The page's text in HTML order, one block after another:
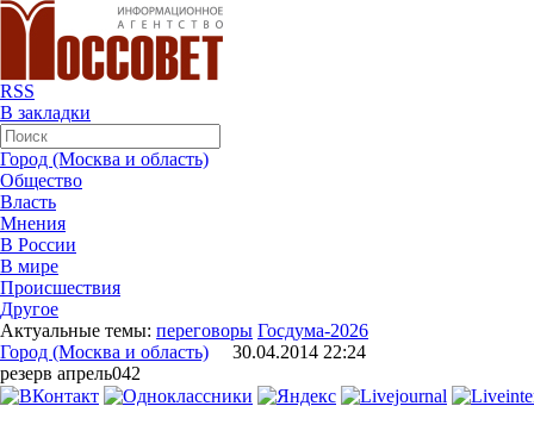
RSS
В закладки
Город (Москва и область)
Общество
Власть
Мнения
В России
В мире
Происшествия
Другое
Актуальные темы: переговоры Госдума-2026
Город (Москва и область) 30.04.2014 22:24
резерв апрель042